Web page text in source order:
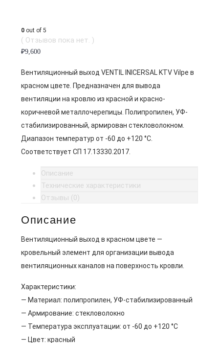
0 out of 5
( Отзывов пока нет. )
₽9,600
Вентиляционный выход VENTIL INICERSAL KTV Vilpe в
красном цвете. Предназначен для вывода
вентиляции на кровлю из красной и красно-
коричневой металлочерепицы. Полипропилен, УФ-
стабилизированный, армирован стекловолокном.
Диапазон температур от -60 до +120 °C.
Соответствует СП 17.13330.2017.
Описание
Технические характеристики
Отзывы (0)
Описание
Вентиляционный выход в красном цвете —
кровельный элемент для организации вывода
вентиляционных каналов на поверхность кровли.
Характеристики:
— Материал: полипропилен, УФ-стабилизированный
— Армирование: стекловолокно
— Температура эксплуатации: от -60 до +120 °C
— Цвет: красный